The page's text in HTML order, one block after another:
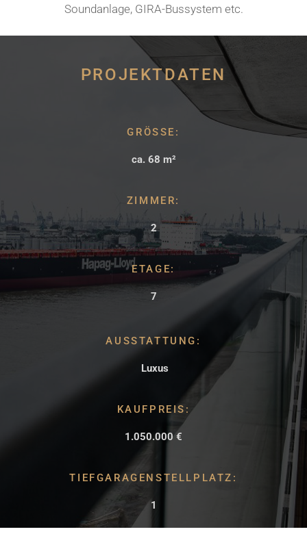
Soundanlage, GIRA-Bussystem etc.
PROJEKTDATEN
GRÖSSE:
ca. 68 m²
ZIMMER:
2
ETAGE:
7
AUSSTATTUNG:
Luxus
KAUFPREIS:
1.050.000 €
TIEFGARAGENSTELLPLATZ:
1